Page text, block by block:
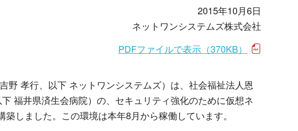
2015年10月6日
ネットワンシステムズ株式会社
PDFファイルで表示（370KB）
野 孝行、以下 ネットワンシステムズ）は、社会福祉法人恩
福井県済生会病院）の、セキュリティ強化のために仮想ネ
しました。この環境は本年8月から稼働しています。